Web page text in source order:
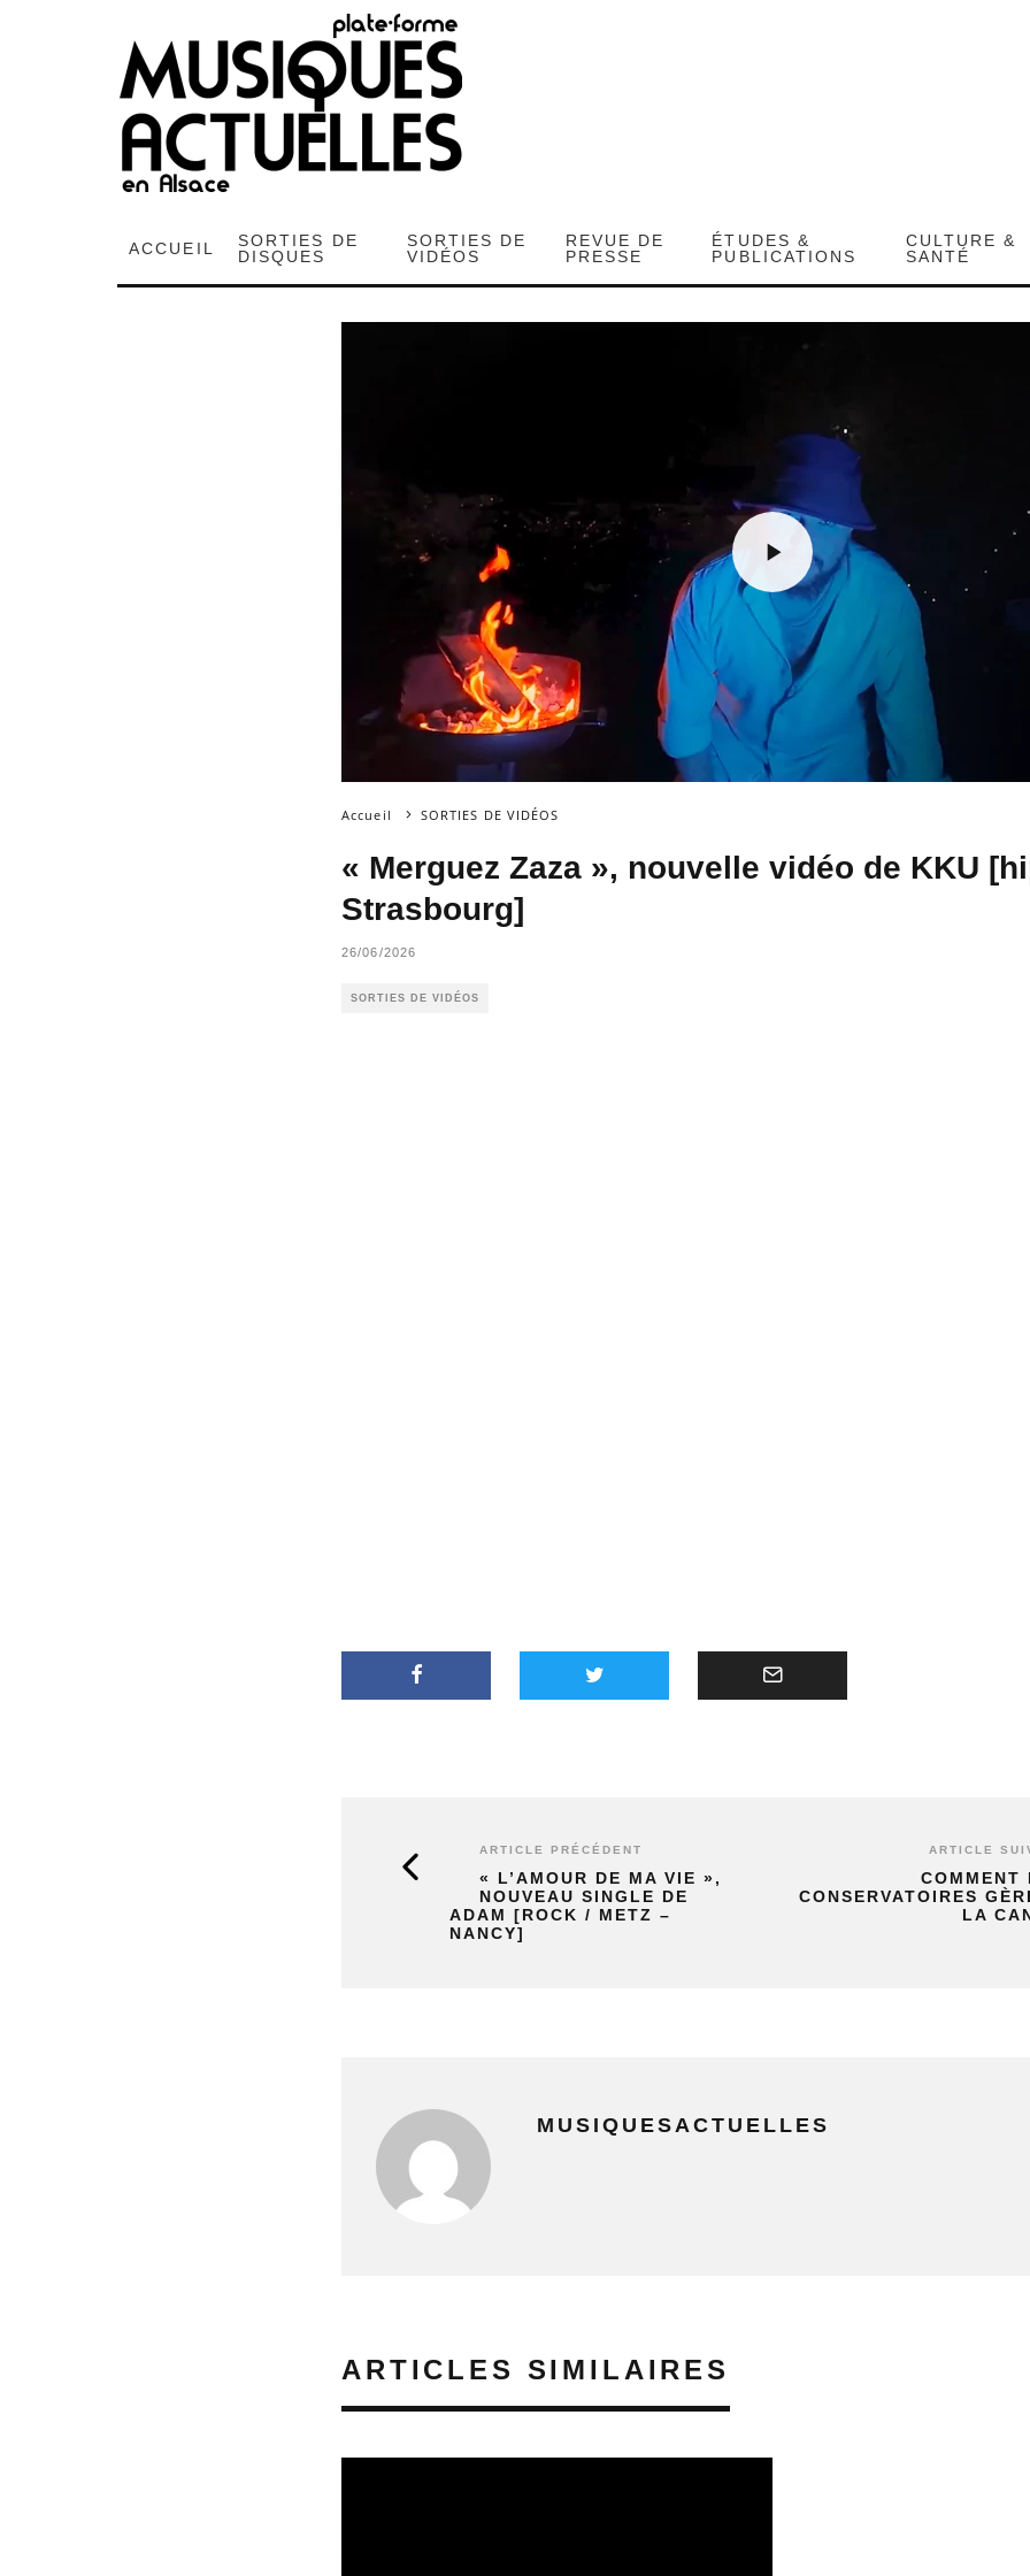
ACCUEIL
SORTIES DE
DISQUES
SORTIES DE
VIDÉOS
REVUE DE
PRESSE
ÉTUDES &
PUBLICATIONS
CULTURE &
SANTÉ
Accueil SORTIES DE VIDÉOS
« Merguez Zaza », nouvelle vidéo de KKU
Strasbourg]
26/06/2026
SORTIES DE VIDÉOS
ARTICLE PRÉCÉDENT
« L’AMOUR DE MA VIE »,
NOUVEAU SINGLE DE
ADAM [ROCK / METZ –
NANCY]
ARTICLE
COMMENT
CONSERVATOIRES
LA
MUSIQUESACTUELLES
ARTICLES SIMILAIRES